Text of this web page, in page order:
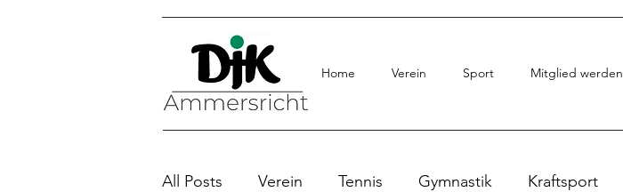
Home Verein Sport Mitglied werden
All Posts Verein Tennis Gymnastik Kraftsport